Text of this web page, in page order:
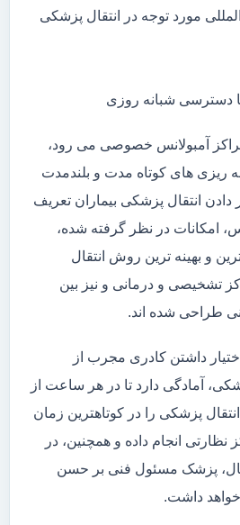
مورد توجه در انتقال پزشکی
دسترسی شبانه روزی
آمبولانس خصوصی می رود،
ریزی های کوتاه مدت و بلندمدت
دادن انتقال پزشکی بیماران تعریف
امکانات در نظر گرفته شده،
و بهینه ترین روش انتقال
تشخیصی و درمانی و نیز بین
طراحی شده اند.
اختیار داشتن کادری مجرب از
آمادگی دارد تا در هر ساعت از
پزشکی را در کوتاهترین زمان
انجام داده و همچنین، در
پزشک مسئول فنی بر حسن
خواهد داشت.